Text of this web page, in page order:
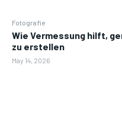
Fotografie
Wie Vermessung hilft,
zu erstellen
May 14, 2026